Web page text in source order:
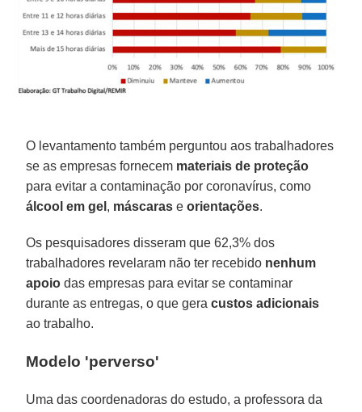
O levantamento também perguntou aos trabalhadores
se as empresas fornecem materiais de proteção
para evitar a contaminação por coronavírus, como
álcool em gel , máscaras eorientações.
Os pesquisadores disseram que 62,3% dos
trabalhadores revelaram não ter recebido nenhum
apoio das empresas para evitar se contaminar
durante as entregas, o que geracustos adicionais
ao trabalho.
Modelo 'perverso'
Uma das coordenadoras do estudo, a professora da